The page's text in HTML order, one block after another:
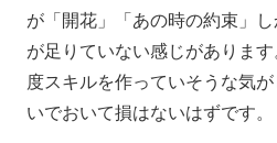
が「開花」「あの時の約束」
が足りていない感じがありま
度スキルを作っていそうな気
いでおいて損はないはずです。